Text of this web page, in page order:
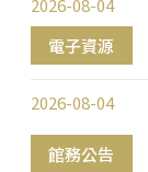
電子資源
2026-08-04
館務公告
2026-08-04